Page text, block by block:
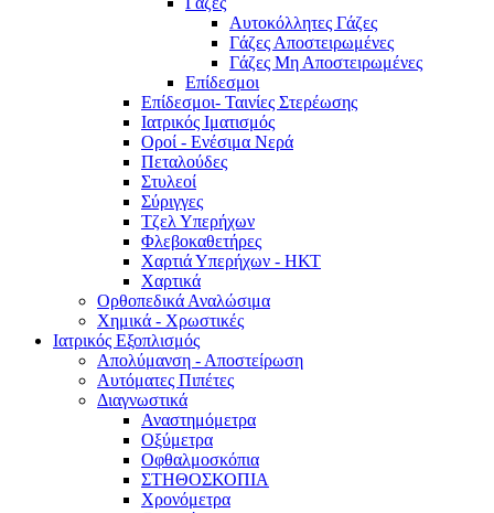
Αυτοκόλλητες Γάζες
Γάζες Αποστειρωμένες
Γάζες Μη Αποστειρωμένες
Επίδεσμοι
Επίδεσμοι- Ταινίες Στερέωσης
Ιατρικός Ιματισμός
Οροί - Ενέσιμα Νερά
Πεταλούδες
Στυλεοί
Σύριγγες
Τζελ Υπερήχων
Φλεβοκαθετήρες
Χαρτιά Υπερήχων - ΗΚΤ
Χαρτικά
Ορθοπεδικά Αναλώσιμα
Χημικά - Χρωστικές
Ιατρικός Εξοπλισμός
Απολύμανση - Αποστείρωση
Αυτόματες Πιπέτες
Διαγνωστικά
Αναστημόμετρα
Οξύμετρα
Οφθαλμοσκόπια
ΣΤΗΘΟΣΚΟΠΙΑ
Χρονόμετρα